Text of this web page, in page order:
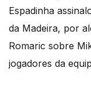
Espadinha
da Madeira, por
Romaric sobre
jogadores da